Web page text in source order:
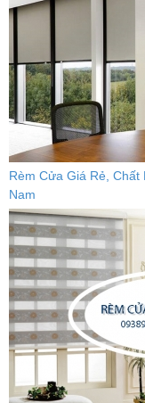
Rèm Cửa Giá Rẻ,
Nam